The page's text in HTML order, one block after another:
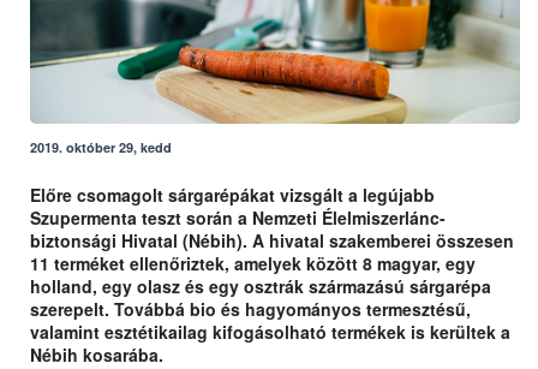
2019. október 29, kedd
Előre csomagolt sárgarépákat vizsgált a legújabb
Szupermenta teszt során a Nemzeti Élelmiszerlánc-
biztonsági Hivatal (Nébih). A hivatal szakemberei összesen
11 terméket ellenőriztek, amelyek között 8 magyar, egy
holland, egy olasz és egy osztrák származású sárgarépa
szerepelt. Továbbá bio és hagyományos termesztésű,
valamint esztétikailag kifogásolható termékek is kerültek a
Nébih kosarába.